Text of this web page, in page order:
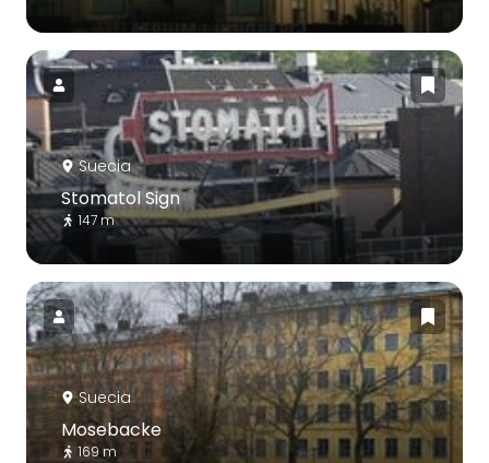
Suecia
Stomatol Sign
147 m
Suecia
Mosebacke
169 m